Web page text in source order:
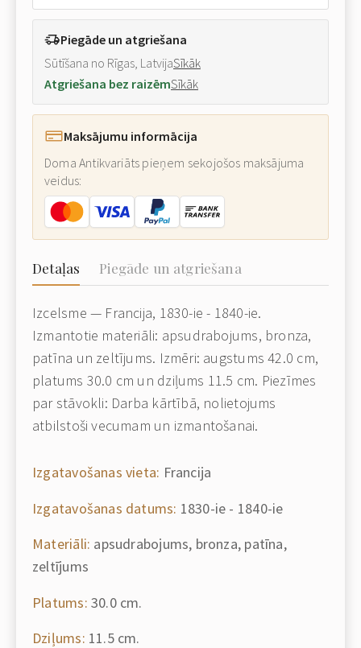
Piegāde un atgriešana
Sūtīšana no Rīgas, LatvijaSīkāk
Atgriešana bez raizēmSīkāk
Maksājumu informācija
Doma Antikvariāts pieņem sekojošos maksājuma
veidus:
Detaļas Piegāde un atgriešana
Izcelsme — Francija, 1830-ie - 1840-ie.
Izmantotie materiāli: apsudrabojums, bronza,
patīna un zeltījums. Izmēri: augstums 42.0 cm,
platums 30.0 cm un dziļums 11.5 cm. Piezīmes
par stāvokli: Darba kārtībā, nolietojums
atbilstoši vecumam un izmantošanai.
Izgatavošanas vieta: Francija
Izgatavošanas datums: 1830-ie - 1840-ie
Materiāli: apsudrabojums, bronza, patīna,
zeltījums
Platums: 30.0 cm.
Dziļums: 11.5 cm.